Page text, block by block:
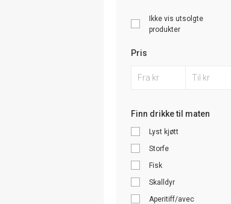
Ikke vis utsolgte
produkter
Pris
Finn drikke til maten
Lyst kjøtt
Storfe
Fisk
Skalldyr
Aperitiff/avec